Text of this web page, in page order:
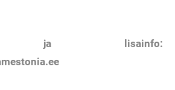
ja lisainfo: